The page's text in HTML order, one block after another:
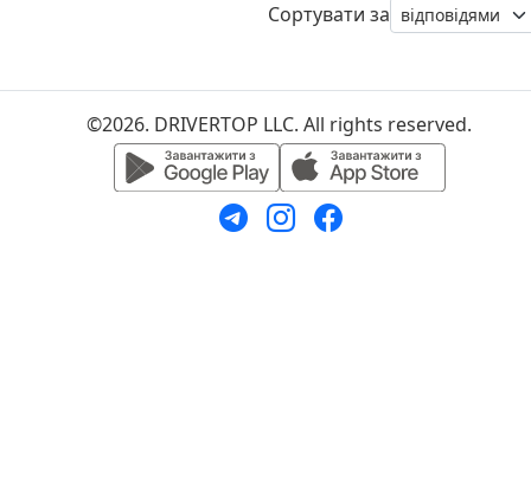
Сортувати за
©2026. DRIVERTOP LLC. All rights reserved.